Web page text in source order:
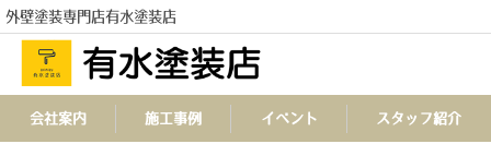
外壁塗装専門店有水塗装店
会社案内 施工事例 イベント スタッフ紹介